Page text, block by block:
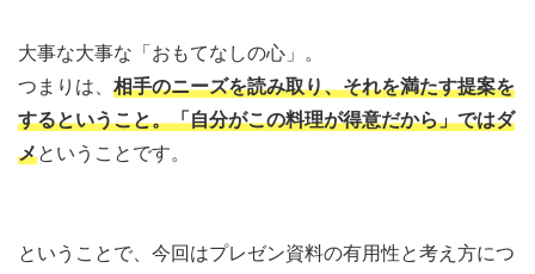
大事な大事な「おもてなしの心」。
つまりは、 相手のニーズを読み取り、それを満たす提案を
するということ。「自分がこの料理が得意だから」ではダ
メということです。
ということで、今回はプレゼン資料の有用性と考え方につ